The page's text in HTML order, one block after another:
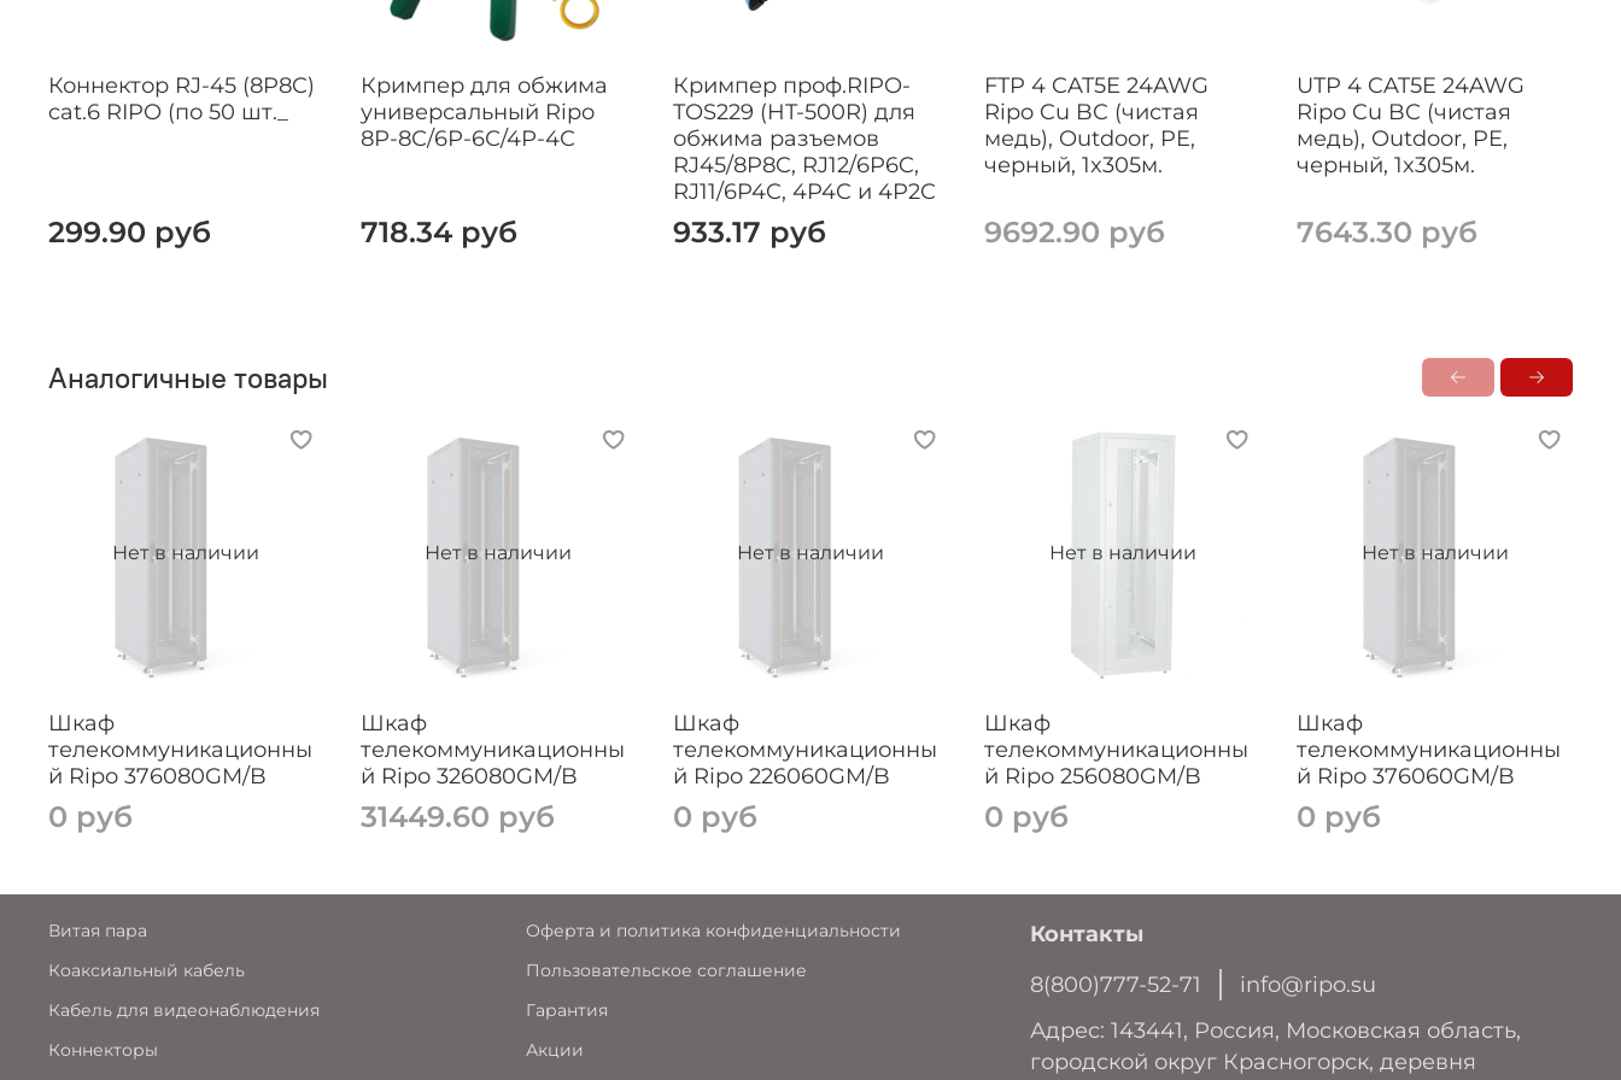
Коннектор RJ-45 (8P8C)
cat.6 RIPO (по 50 шт._
299.90 руб
Кримпер для обжима
универсальный Ripo
8Р-8С/6Р-6С/4Р-4С
718.34 руб
Кримпер проф.RIPO-
TOS229 (HT-500R) для
обжима разъемов
RJ45/8P8C, RJ12/6P6C,
RJ11/6P4C, 4P4C и 4P2C
933.17 руб
FTP 4 CAT5E 24AWG
Ripo Cu BC (чистая
медь), Outdoor, PE,
черный, 1x305м.
9692.90 руб
UTP 4 CAT5E 24AWG
Ripo Cu BC (чистая
медь), Outdoor, PE,
черный, 1x305м.
7643.30 руб
Аналогичные товары
Нет в наличии
Шкаф
телекоммуникационны
й Ripo 376080GM/B
0 руб
Нет в наличии
Шкаф
телекоммуникационны
й Ripo 326080GM/B
31449.60 руб
Нет в наличии
Шкаф
телекоммуникационны
й Ripo 226060GM/B
0 руб
Нет в наличии
Шкаф
телекоммуникационны
й Ripo 256080GM/B
0 руб
Нет в наличии
Шкаф
телекоммуникационны
й Ripo 376060GM/B
0 руб
Витая пара
Коаксиальный кабель
Кабель для видеонаблюдения
Коннекторы
Оферта и политика конфиденциальности
Пользовательское соглашение
Гарантия
Акции
Контакты
8(800)777-52-71
info@ripo.su
Адрес: 143441, Россия, Московская область,
городской округ Красногорск, деревня